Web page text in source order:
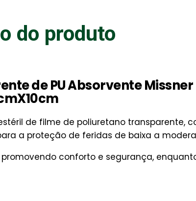
do produto
de PU Absorvente Missner
de filme de poliuretano transparente,
a proteção de feridas de baixa a
conforto e segurança,